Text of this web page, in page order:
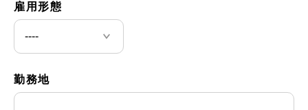
雇用形態
勤務地